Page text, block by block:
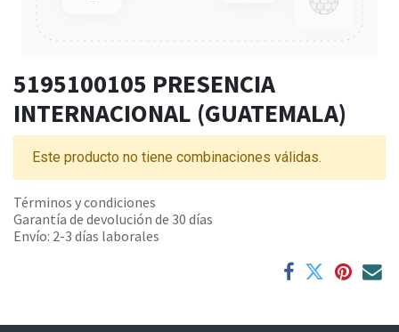
5195100105 PRESENCIA
INTERNACIONAL (GUATEMALA)
Este producto no tiene combinaciones válidas.
Términos y condiciones
Garantía de devolución de 30 días
Envío: 2-3 días laborales